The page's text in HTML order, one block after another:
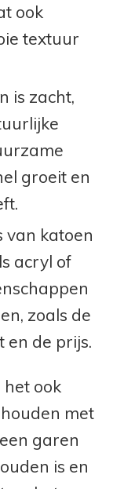
ook
textuur
is zacht,
groeit en
van katoen
acryl of
zoals de
en de prijs.
het ook
met
garen
is en